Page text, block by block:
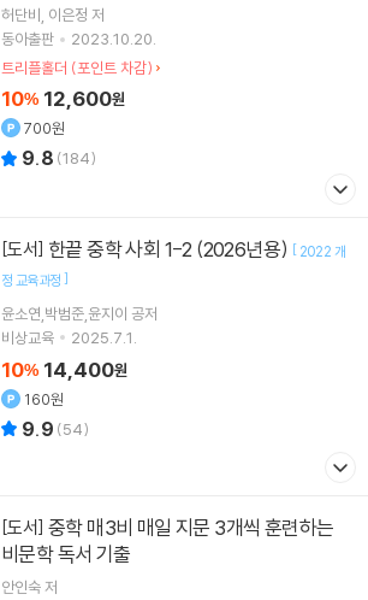
허단비 이은정 저
동아출판
2023.10.20.
트리플홀더 (포인트 차감)
10% 12,600원
700원
9.8 (184)
[도서] 한끝 중학 사회 1-2 (2026년용) [ 2022 개
정 교육과정 ]
윤소연,박범준,윤지이 공저
비상교육
2025.7.1.
10% 14,400원
160원
9.9 (54)
[도서]
비문학 독서 기출
안인숙저